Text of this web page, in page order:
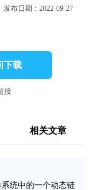
发布日期：2022-09-27
下载
接
相关文章
系统中的一个动态链